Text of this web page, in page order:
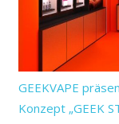
GEEKVAPE
Konzept „GEEK